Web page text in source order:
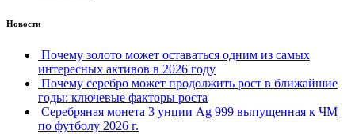
Новости
Почему золото может оставаться одним из самых
интересных активов в 2026 году
Почему серебро может продолжить рост в ближайшие
годы: ключевые факторы роста
Серебряная монета 3 унции Ag 999 выпущенная к ЧМ
по футболу 2026 г.